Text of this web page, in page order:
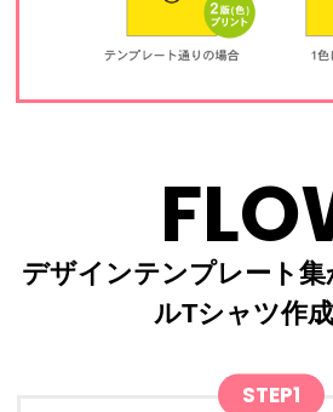
デザインテンプレート
ルTシャツ作
STEP1